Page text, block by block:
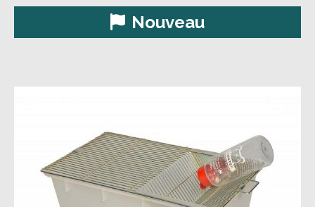
Nouveau